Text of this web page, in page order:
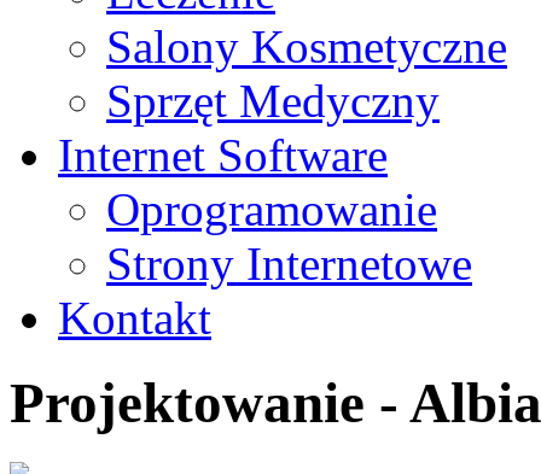
Salony Kosmetyczne
Sprzęt Medyczny
Internet Software
Oprogramowanie
Strony Internetowe
Kontakt
Projektowanie - Albia